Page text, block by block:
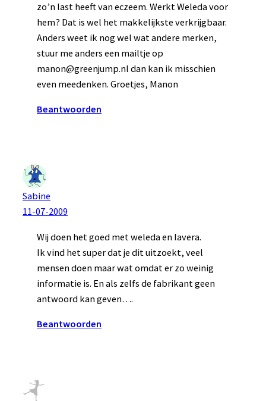
zo’n last heeft van eczeem. Werkt Weleda voor
hem? Dat is wel het makkelijkste verkrijgbaar.
Anders weet ik nog wel wat andere merken,
stuur me anders een mailtje op
manon@greenjump.nl dan kan ik misschien
even meedenken. Groetjes, Manon
Beantwoorden
Sabine
11-07-2009
Wij doen het goed met weleda en lavera.
Ik vind het super dat je dit uitzoekt, veel
mensen doen maar wat omdat er zo weinig
informatie is. En als zelfs de fabrikant geen
antwoord kan geven….
Beantwoorden